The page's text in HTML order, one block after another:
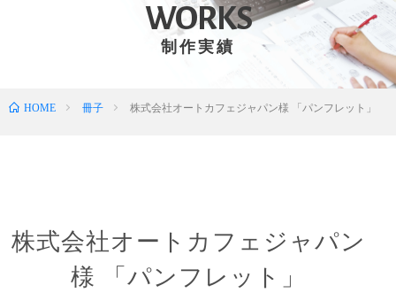
WORKS
制作実績
HOME 冊子 株式会社オートカフェジャパン様 「パンフレット」
株式会社オートカフェジャパン
様 「パンフレット」